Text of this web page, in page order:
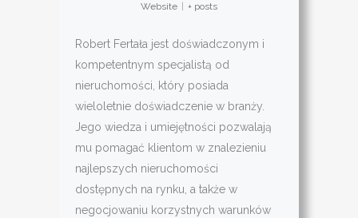
Website + posts
Robert Fertała jest doświadczonym i
kompetentnym specjalistą od
nieruchomości, który posiada
wieloletnie doświadczenie w branży.
Jego wiedza i umiejętności pozwalają
mu pomagać klientom w znalezieniu
najlepszych nieruchomości
dostępnych na rynku, a także w
negocjowaniu korzystnych warunków